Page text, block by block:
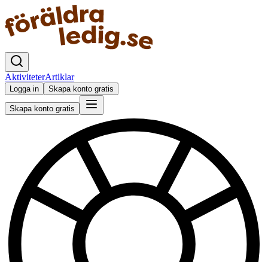
AktiviteterArtiklar
Logga in Skapa konto gratis
Skapa konto gratis